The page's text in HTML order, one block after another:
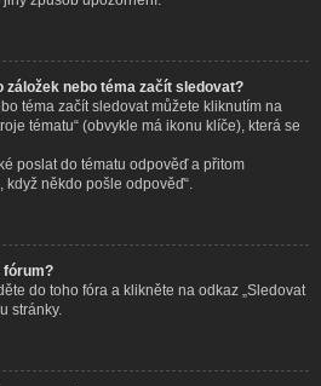
nebo téma začít sledovat?
téma začít sledovat můžete kliknutím na
tématu“ (obvykle má ikonu klíče), která se
poslat do tématu odpověď a přitom
někdo pošle odpověď“.
fórum?
do toho fóra a klikněte na odkaz „Sledovat
stránky.